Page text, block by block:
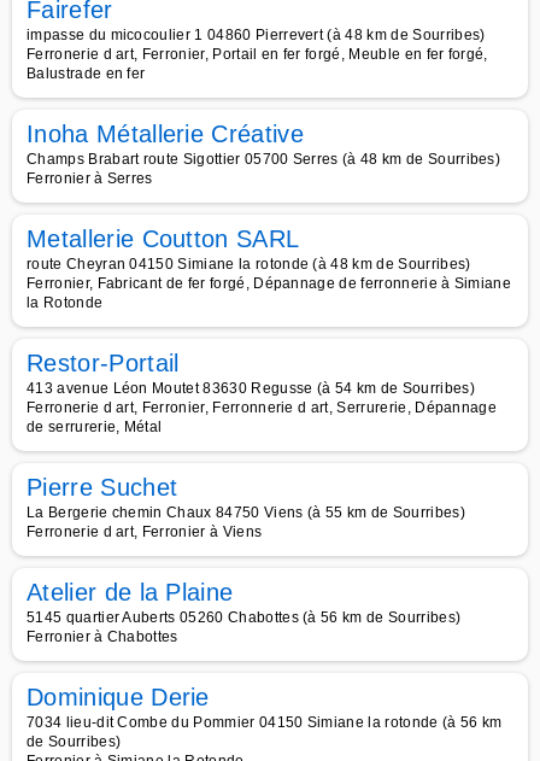
Fairefer
impasse du micocoulier 1 04860 Pierrevert (à 48 km de Sourribes)
Ferronerie d art, Ferronier, Portail en fer forgé, Meuble en fer forgé,
Balustrade en fer
Inoha Métallerie Créative
Champs Brabart route Sigottier 05700 Serres (à 48 km de Sourribes)
Ferronier à Serres
Metallerie Coutton SARL
route Cheyran 04150 Simiane la rotonde (à 48 km de Sourribes)
Ferronier, Fabricant de fer forgé, Dépannage de ferronnerie à Simiane
la Rotonde
Restor-Portail
413 avenue Léon Moutet 83630 Regusse (à 54 km de Sourribes)
Ferronerie d art, Ferronier, Ferronnerie d art, Serrurerie, Dépannage
de serrurerie, Métal
Pierre Suchet
La Bergerie chemin Chaux 84750 Viens (à 55 km de Sourribes)
Ferronerie d art, Ferronier à Viens
Atelier de la Plaine
5145 quartier Auberts 05260 Chabottes (à 56 km de Sourribes)
Ferronier à Chabottes
Dominique Derie
7034 lieu-dit Combe du Pommier 04150 Simiane la rotonde (à 56 km
de Sourribes)